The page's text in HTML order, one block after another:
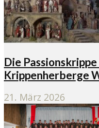
Die
Krippenherberge
21. März 2026